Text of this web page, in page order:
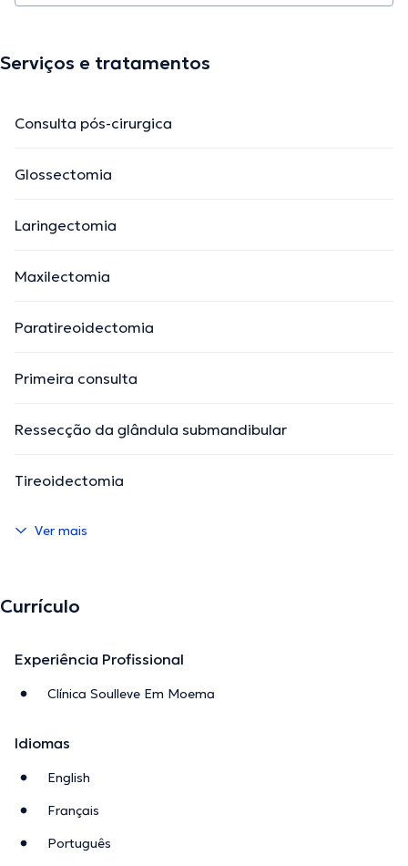
Serviços e tratamentos
Consulta pós-cirurgica
Glossectomia
Laringectomia
Maxilectomia
Paratireoidectomia
Primeira consulta
Ressecção da glândula submandibular
Tireoidectomia
Ver mais
Currículo
Experiência Profissional
Clínica Soulleve Em Moema
Idiomas
English
Français
Português